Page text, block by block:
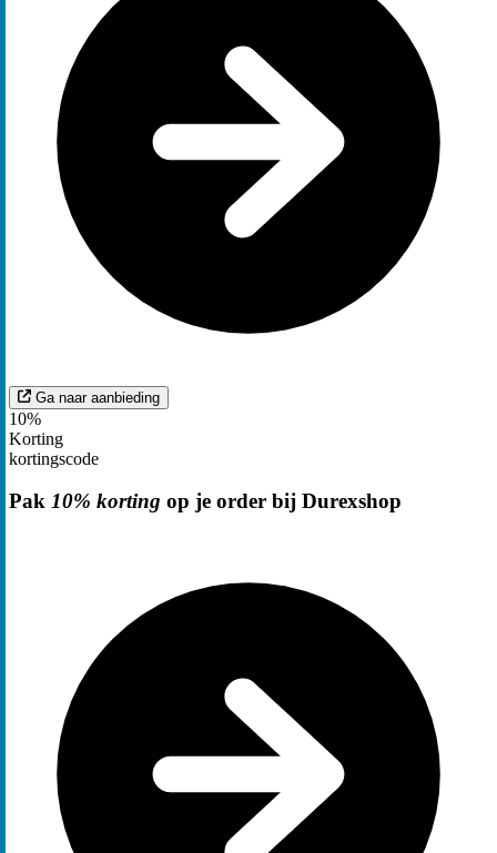
Ga naar aanbieding
10%
Korting
kortingscode
Pak 10% korting op je order bij Durexshop